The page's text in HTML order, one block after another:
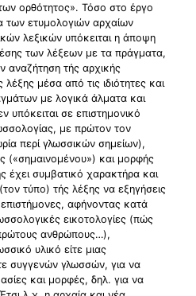
ορθότητος». Τόσο στο έργο
των ετυμολογιών αρχαίων
λεξικών υπόκειται η άποψη
των λέξεων με τα πράγματα,
αναζήτηση τής αρχικής
μέσα από τις ιδιότητες και
με λογικά άλματα και
υπόκειται σε επιστημονικό
με πρώτον τον
περί γλωσσικών σημείων),
(«σημαινομένου») και μορφής
έχει συμβατικό χαρακτήρα και
τύπο) τής λέξης να εξηγήσεις
επιστήμονες, αφήνοντας κατά
εικοτολογίες (πώς
ανθρώπους…),
υλικό είτε μιας
συγγενών γλωσσών, για να
και μορφές, δηλ. για να